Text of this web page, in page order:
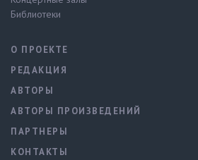
Библиотеки
О ПРОЕКТЕ
РЕДАКЦИЯ
АВТОРЫ
АВТОРЫ ПРОИЗВЕДЕНИЙ
ПАРТНЕРЫ
КОНТАКТЫ